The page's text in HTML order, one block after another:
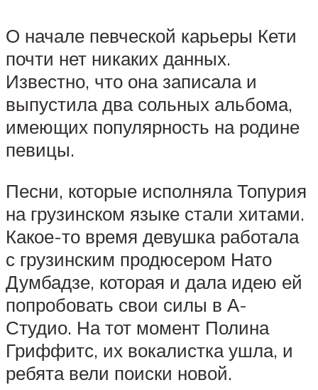
О начале певческой карьеры Кети
почти нет никаких данных.
Известно, что она записала и
выпустила два сольных альбома,
имеющих популярность на родине
певицы.
Песни, которые исполняла Топурия
на грузинском языке стали хитами.
Какое-то время девушка работала
с грузинским продюсером Нато
Думбадзе, которая и дала идею ей
попробовать свои силы в А-
Студио. На тот момент Полина
Гриффитс, их вокалистка ушла, и
ребята вели поиски новой.